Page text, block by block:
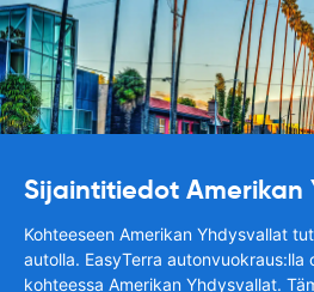
Sijaintitiedot Amerikan
Kohteeseen Amerikan Yhdysvallat
autolla. EasyTerra
kohteessa Amerikan Yhdysvallat.